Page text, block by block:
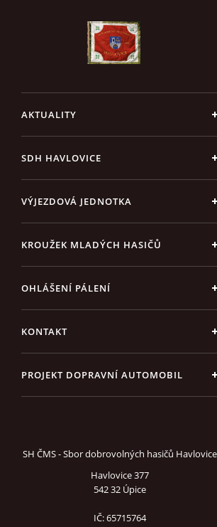
AKTUALITY
SDH HAVLOVICE
VÝJEZDOVÁ JEDNOTKA
KROUŽEK MLADÝCH HASIČŮ
OHLÁŠENÍ PÁLENÍ
KONTAKT
PROJEKT DOPRAVNÍ AUTOMOBIL
SH ČMS - Sbor dobrovolných hasičů Havlovice
Havlovice 377
542 32 Úpice
IČ: 65715764